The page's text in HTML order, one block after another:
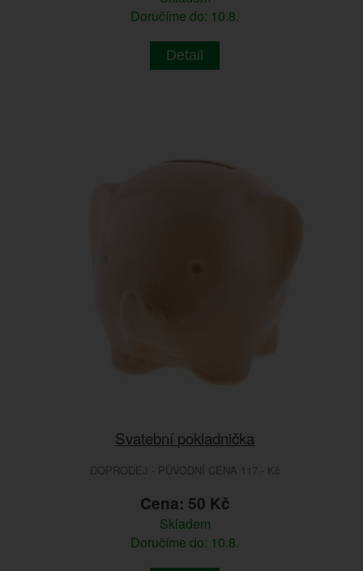
Doručíme do: 10.8.
Detail
Svatební pokladnička
DOPRODEJ - PŮVODNÍ CENA 117.- Kč
Cena: 50 Kč
Skladem
Doručíme do: 10.8.